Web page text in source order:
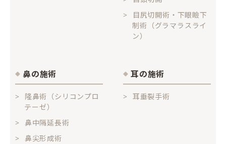
目尻切開術・下眼瞼下
制術（グラマラスライ
ン）
鼻の施術
隆鼻術（シリコンプロ
テーゼ）
鼻中隔延長術
鼻尖形成術
耳の施術
耳垂裂手術